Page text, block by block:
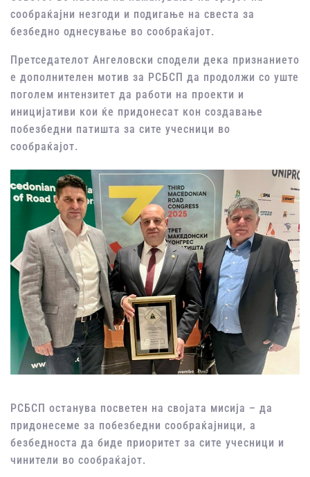
сообраќајни незгоди и подигање на свеста за
безбедно однесување во сообраќајот.
Претседателот Ангеловски сподели дека признанието
е дополнителен мотив за РСБСП да продолжи со уште
поголем интензитет да работи на проекти и
иницијативи кои ќе придонесат кон создавање
побезбедни патишта за сите учесници во
сообраќајот.
РСБСП останува посветен на својата мисија – да
придонесеме за побезбедни сообраќајници, а
безбедноста да биде приоритет за сите учесници и
чинители во сообраќајот.